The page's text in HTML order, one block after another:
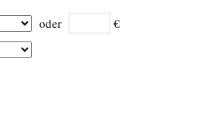
oder €